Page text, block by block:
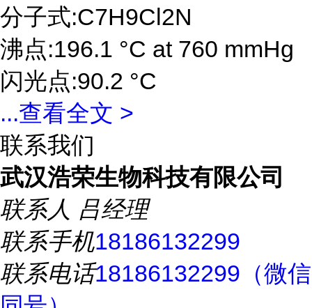
分子式:C7H9Cl2N
沸点:196.1 °C at 760 mmHg
闪光点:90.2 °C
...查看全文 >
联系我们
武汉浩荣生物科技有限公司
联系人 吕经理
联系手机18186132299
联系电话18186132299（微信